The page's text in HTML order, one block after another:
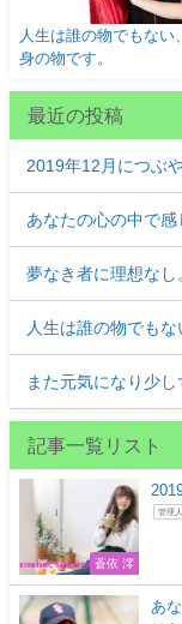
人生は誰の物でもない
身の物です。
最近の投稿
2019年12月につぶ
あなたの心の中で感
夢なき者に理想なし
人生は誰の物でも
また元気になり少し
記事一覧リスト
蒼依 澪
管理人
あ